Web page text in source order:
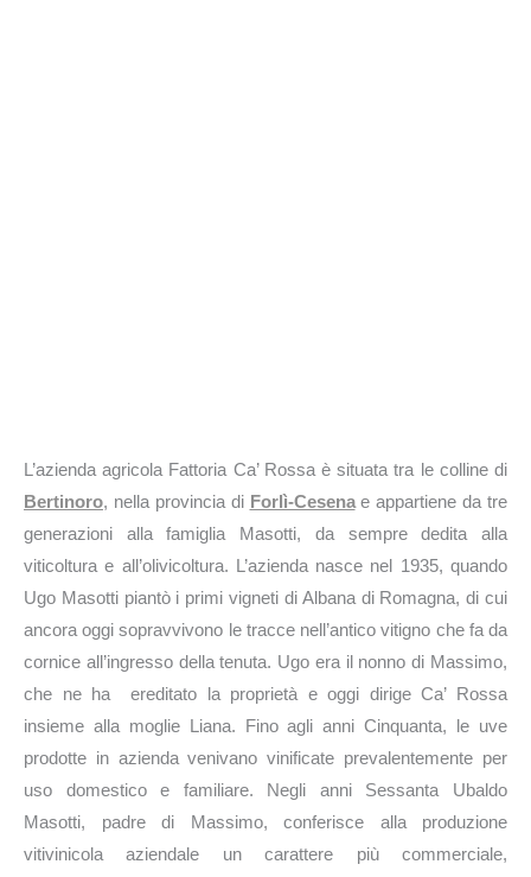
L’azienda agricola Fattoria Ca’ Rossa è situata tra le colline di
Bertinoro, nella provincia di Forlì-Cesenae appartiene da tre
generazioni alla famiglia Masotti, da sempre dedita alla
viticoltura e all’olivicoltura. L’azienda nasce nel 1935, quando
Ugo Masotti piantò i primi vigneti di Albana di Romagna, di cui
ancora oggi sopravvivono le tracce nell’antico vitigno che fa da
cornice all’ingresso della tenuta. Ugo era il nonno di Massimo,
che ne ha ereditato la proprietà e oggi dirige Ca’ Rossa
insieme alla moglie Liana. Fino agli anni Cinquanta, le uve
prodotte in azienda venivano vinificate prevalentemente per
uso domestico e familiare. Negli anni Sessanta Ubaldo
Masotti, padre di Massimo, conferisce alla produzione
vitivinicola aziendale un carattere più commerciale,